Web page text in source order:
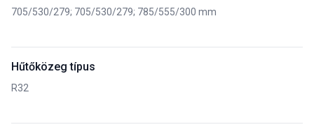
705/530/279; 705/530/279; 785/555/300 mm
Hűtőközeg típus
R32